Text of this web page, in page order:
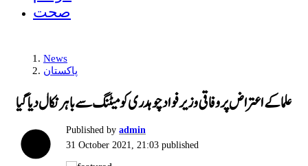
صحت
News
پاکستان
علما کے اعتراض پر وفاقی وزیر فواد چوہدری کو میٹنگ سے باہر نکال دیا گیا
Published by admin
31 October 2021, 21:03 published